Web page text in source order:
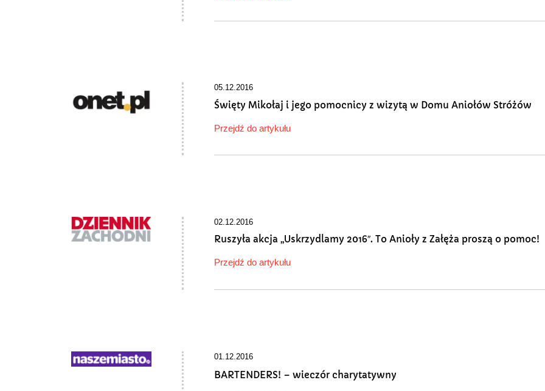
05.12.2016
Święty Mikołaj i jego pomocnicy z wizytą w Domu Aniołów Stróżów
Przejdź do artykułu
02.12.2016
Ruszyła akcja „Uskrzydlamy 2016″. To Anioły z Załęża proszą o pomoc!
Przejdź do artykułu
01.12.2016
BARTENDERS! – wieczór charytatywny